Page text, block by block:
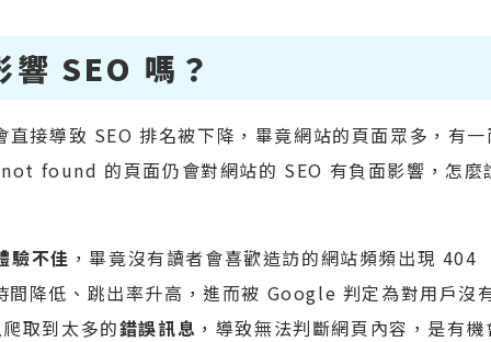
SEO 嗎？
接導致 SEO 排名被下降，畢竟網站的頁面眾多，有一
found 的頁面仍會對網站的 SEO 有負面影響，怎麼
驗不佳 ，畢竟沒有讀者會喜歡造訪的網站頻頻出現 404
降低、跳出率升高，進而被 Google 判定為對用戶沒
取到太多的錯誤訊息 ，導致無法判斷網頁內容，是有機